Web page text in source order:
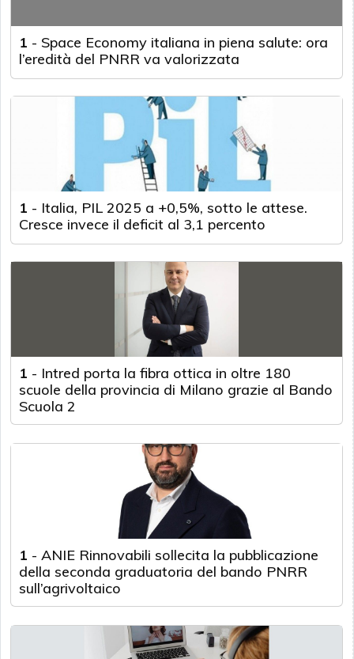
1 - Space Economy italiana in piena salute: ora
l’eredità del PNRR va valorizzata
1 - Italia, PIL 2025 a +0,5%, sotto le attese.
Cresce invece il deficit al 3,1 percento
1 - Intred porta la fibra ottica in oltre 180
scuole della provincia di Milano grazie al Bando
Scuola 2
1 - ANIE Rinnovabili sollecita la pubblicazione
della seconda graduatoria del bando PNRR
sull’agrivoltaico